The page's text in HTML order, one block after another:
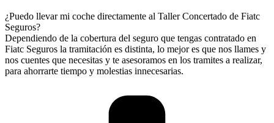
¿Puedo llevar mi coche directamente al Taller Concertado de Fiatc
Seguros?
Dependiendo de la cobertura del seguro que tengas contratado en
Fiatc Seguros la tramitación es distinta, lo mejor es que nos llames y
nos cuentes que necesitas y te asesoramos en los tramites a realizar,
para ahorrarte tiempo y molestias innecesarias.